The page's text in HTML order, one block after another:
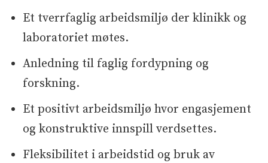
Et tverrfaglig arbeidsmiljø der klinikk og
laboratoriet møtes.
Anledning til faglig fordypning og
forskning.
Et positivt arbeidsmiljø hvor engasjement
og konstruktive innspill verdsettes.
Fleksibilitet i arbeidstid og bruk av